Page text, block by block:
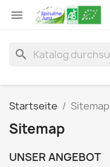

search
Startseite Sitemap
Sitemap
UNSER ANGEBOT